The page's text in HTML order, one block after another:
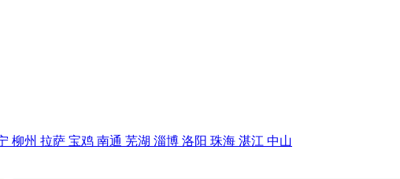
柳州 拉萨 宝鸡 南通 芜湖 淄博 洛阳 珠海 湛江 中山